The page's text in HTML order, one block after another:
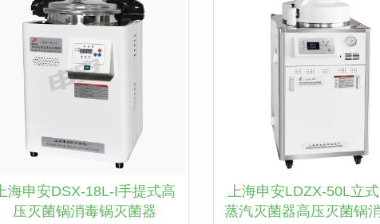
上海申安DSX-18L-I手提式高
压灭菌锅消毒锅灭菌器
上海申安LDZX-50L立
蒸汽灭菌器高压灭菌锅